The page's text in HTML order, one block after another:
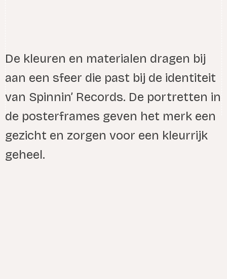
De kleuren en materialen dragen bij
aan een sfeer die past bij de identiteit
van Spinnin’ Records. De portretten in
de posterframes geven het merk een
gezicht en zorgen voor een kleurrijk
geheel.